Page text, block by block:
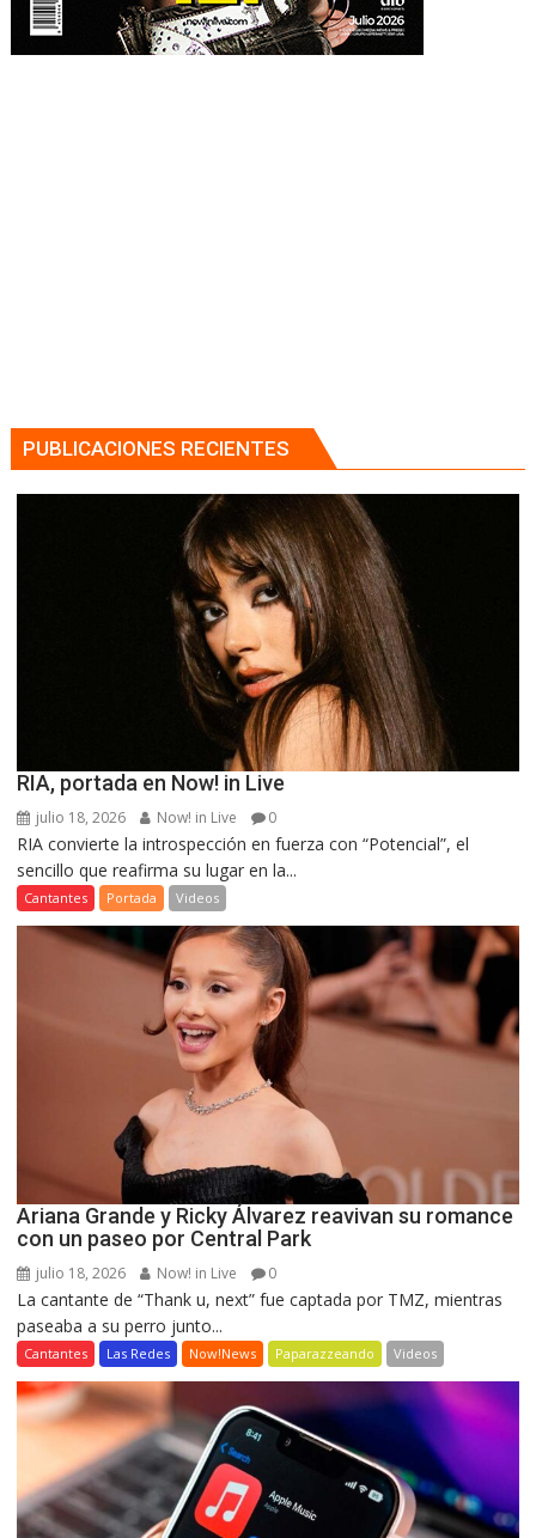
PUBLICACIONES RECIENTES
RIA, portada en Now! in Live
julio 18, 2026 Now! in Live 0
RIA convierte la introspección en fuerza con “Potencial”, el
sencillo que reafirma su lugar en la...
Cantantes Portada Videos
Ariana Grande y Ricky Álvarez reavivan su romance
con un paseo por Central Park
julio 18, 2026 Now! in Live 0
La cantante de “Thank u, next” fue captada por TMZ, mientras
paseaba a su perro junto...
Cantantes Las Redes Now!News Paparazzeando Videos